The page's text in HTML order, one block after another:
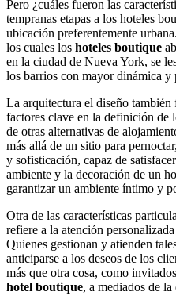
Pero ¿cuáles fueron las
tempranas etapas a los hoteles
ubicación preferentemente
los cuales los hoteles boutique
en la ciudad de Nueva York, se
los barrios con mayor dinámica y
La arquitectura el diseño también
factores clave en la definición de
de otras alternativas de
más allá de un sitio para
y sofisticación, capaz de
ambiente y la decoración de un
garantizar un ambiente íntimo y
Otra de las características
refiere a la atención
Quienes gestionan y atienden
anticiparse a los deseos de los
más que otra cosa, como
hotel boutique, a mediados de